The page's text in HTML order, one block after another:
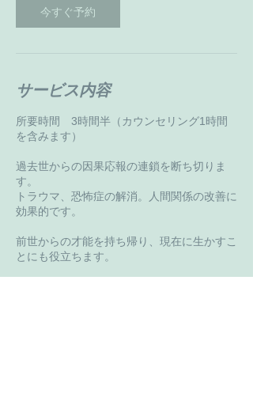
今すぐ予約
サービス内容
所要時間 3時間半（カウンセリング1時間
を含みます）
過去世からの因果応報の連鎖を断ち切りま
す。
トラウマ、恐怖症の解消。人間関係の改善に
効果的です。
前世からの才能を持ち帰り、現在に生かすこ
とにも役立ちます。